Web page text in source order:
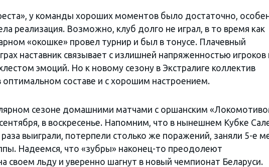
у команды хороших моментов было достаточно,
реализация. Возможно, клуб долго не играл, в то время как
«окошке» провел турнир и был в тонусе. Плачевный
наставник связывает с излишней напряженностью игроков
эмоций. Но к новому сезону в Экстралиге коллектив
оптимальном составе и с хорошим настроением.
сезоне домашними матчами с оршанским
в воскресенье. Напомним, что в нынешнем Кубке
выиграли, потерпели столько же поражений, заняли 5-е
Надеемся, что «зубры» наконец-то преодолеют
своем льду и уверенно шагнут в новый чемпионат Беларуси.